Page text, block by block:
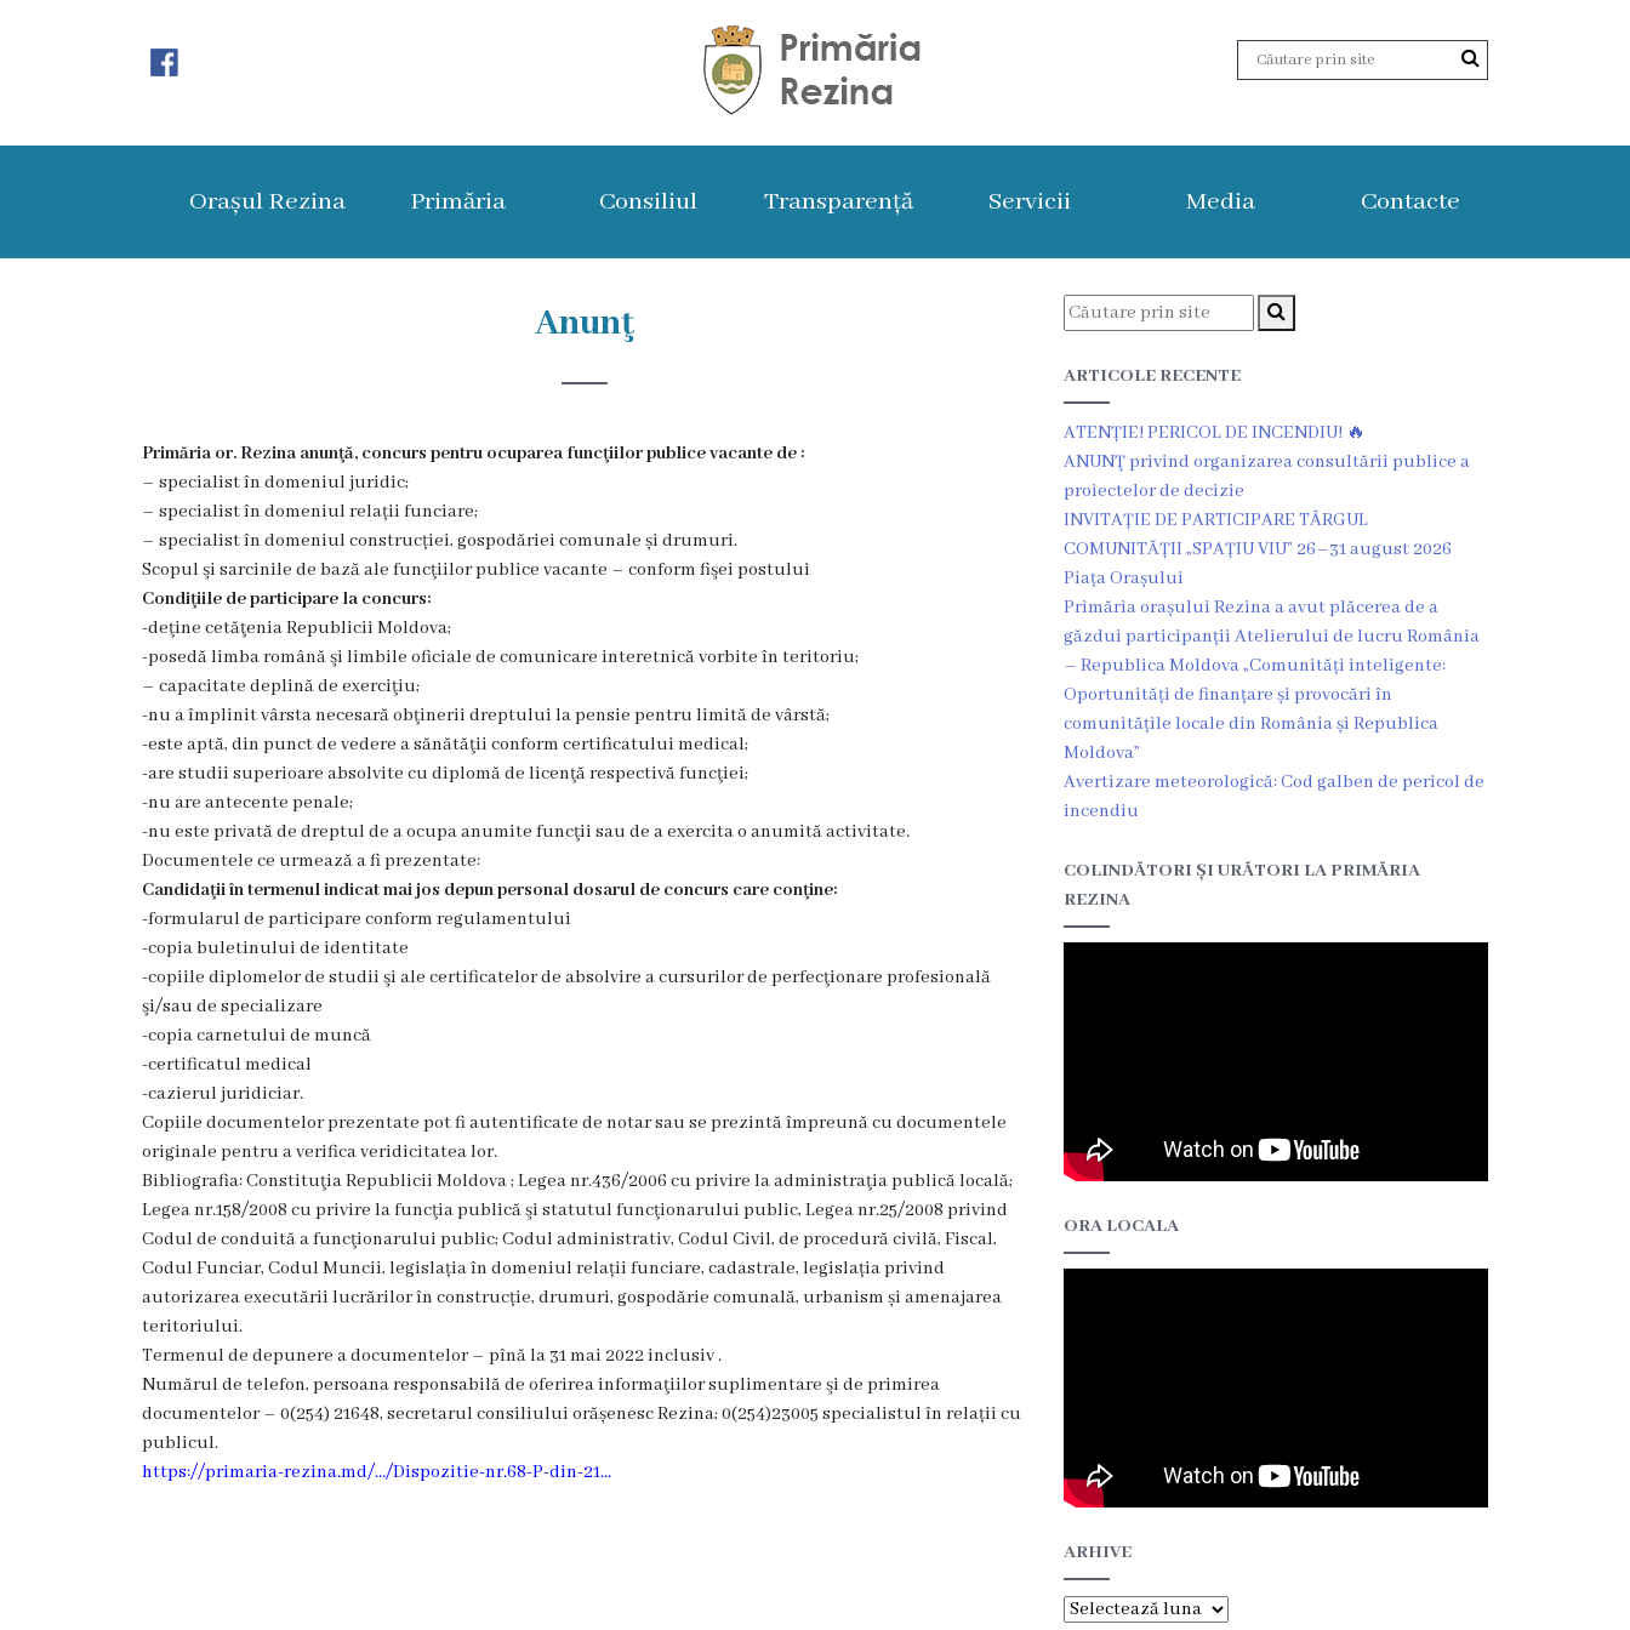
Rezina
orașului
audiență
Primarul
Aparatul
primăriei
Competențele
primarului
Dispozițiile
primarului
salariale
încasate
Întreprinderi
subordonate
Grădinița
Orașul Rezina Primăria Consiliul Transparență Servicii Media Contacte
Anunţ
Primăria or. Rezina anunţă, concurs pentru ocuparea funcţiilor publice vacante de :
– specialist în domeniul juridic;
– specialist în domeniul relații funciare;
– specialist în domeniul construcției, gospodăriei comunale și drumuri.
Scopul şi sarcinile de bază ale funcţiilor publice vacante – conform fişei postului
Condiţiile de participare la concurs:
-deţine cetăţenia Republicii Moldova;
-posedă limba română şi limbile oficiale de comunicare interetnică vorbite în teritoriu;
– capacitate deplină de exerciţiu;
-nu a împlinit vârsta necesară obţinerii dreptului la pensie pentru limită de vârstă;
-este aptă, din punct de vedere a sănătăţii conform certificatului medical;
-are studii superioare absolvite cu diplomă de licenţă respectivă funcţiei;
-nu are antecente penale;
-nu este privată de dreptul de a ocupa anumite funcţii sau de a exercita o anumită activitate.
Documentele ce urmează a fi prezentate:
Candidaţii în termenul indicat mai jos depun personal dosarul de concurs care conţine:
-formularul de participare conform regulamentului
-copia buletinului de identitate
-copiile diplomelor de studii şi ale certificatelor de absolvire a cursurilor de perfecţionare profesională
şi/sau de specializare
-copia carnetului de muncă
-certificatul medical
-cazierul juridiciar.
Copiile documentelor prezentate pot fi autentificate de notar sau se prezintă împreună cu documentele
originale pentru a verifica veridicitatea lor.
Bibliografia: Constituţia Republicii Moldova ; Legea nr.436/2006 cu privire la administraţia publică locală;
Legea nr.158/2008 cu privire la funcţia publică şi statutul funcţionarului public, Legea nr.25/2008 privind
Codul de conduită a funcţionarului public; Codul administrativ, Codul Civil, de procedură civilă, Fiscal,
Codul Funciar, Codul Muncii, legislația în domeniul relații funciare, cadastrale, legislația privind
autorizarea executării lucrărilor în construcție, drumuri, gospodărie comunală, urbanism și amenajarea
teritoriului.
Termenul de depunere a documentelor – pînă la 31 mai 2022 inclusiv .
Numărul de telefon, persoana responsabilă de oferirea informaţiilor suplimentare şi de primirea
documentelor – 0(254) 21648, secretarul consiliului orășenesc Rezina; 0(254)23005 specialistul în relații cu
publicul.
https://primaria-rezina.md/…/Dispozitie-nr.68-P-din-21…
ARTICOLE RECENTE
ATENȚIE! PERICOL DE INCENDIU! 🔥
ANUNŢ privind organizarea consultării publice a
proiectelor de decizie
INVITAȚIE DE PARTICIPARE TÂRGUL
COMUNITĂȚII „SPAȚIU VIU” 26–31 august 2026
Piața Orașului
Primăria orașului Rezina a avut plăcerea de a
găzdui participanții Atelierului de lucru România
– Republica Moldova „Comunități inteligente:
Oportunități de finanțare și provocări în
comunitățile locale din România și Republica
Moldova”
Avertizare meteorologică: Cod galben de pericol de
incendiu
COLINDĂTORI ȘI URĂTORI LA PRIMĂRIA
REZINA
ORA LOCALA
ARHIVE
Arhive